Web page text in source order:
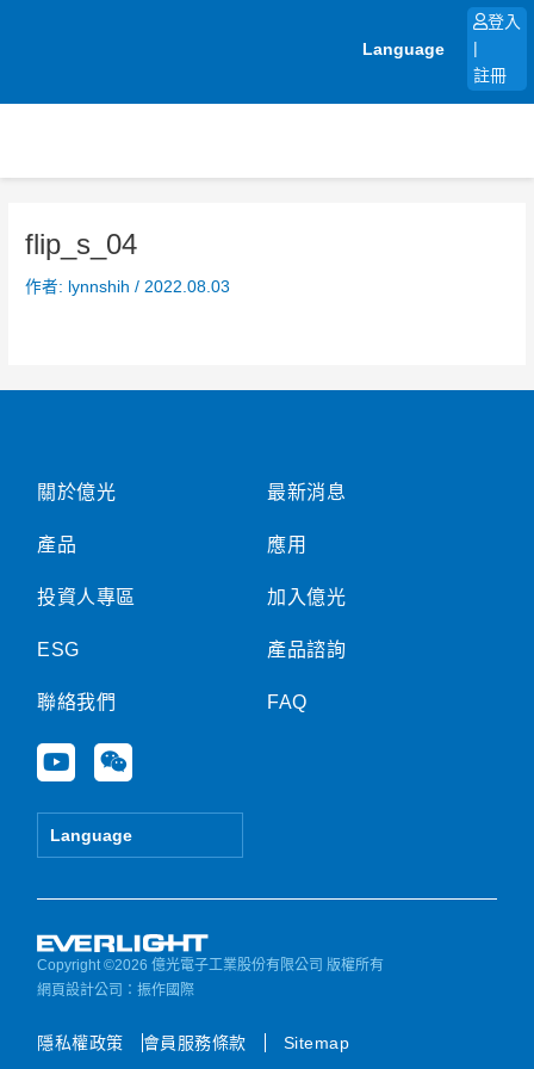
Language
登入
註冊
flip_s_04
作者: lynnshih/ 2022.08.03
關於億光
產品
投資人專區
ESG
聯絡我們
Y
o
u
e
W
e
i
Language
最新消息
應用
加入億光
產品諮詢
FAQ
Copyright ©2026 億光電子工業股份有限公司 版權所有
網頁設計公司 ：振作國際
隱私權政策 會員服務條款 Sitemap